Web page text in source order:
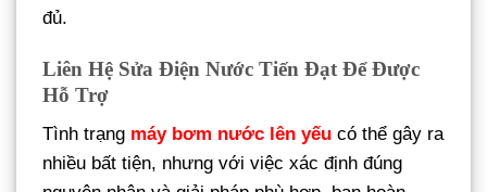
đủ.
Liên Hệ Sửa Điện Nước Tiến Đạt Để Được
Hỗ Trợ
Tình trạng máy bơm nước lên yếu có thể gây ra
nhiều bất tiện, nhưng với việc xác định đúng